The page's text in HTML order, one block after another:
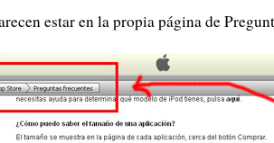
estar en la propia página de